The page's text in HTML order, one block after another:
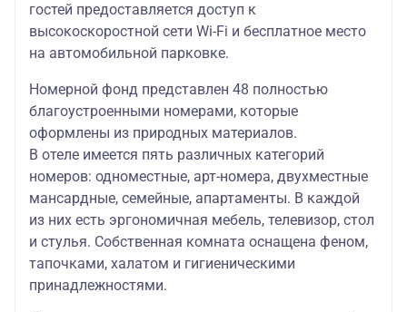
гостей предоставляется доступ к
высокоскоростной сети Wi-Fi и бесплатное место
на автомобильной парковке.
Номерной фонд представлен 48 полностью
благоустроенными номерами, которые
оформлены из природных материалов.
В отеле имеется пять различных категорий
номеров: одноместные, арт-номера, двухместные
мансардные, семейные, апартаменты. В каждой
из них есть эргономичная мебель, телевизор, стол
и стулья. Собственная комната оснащена феном,
тапочками, халатом и гигиеническими
принадлежностями.